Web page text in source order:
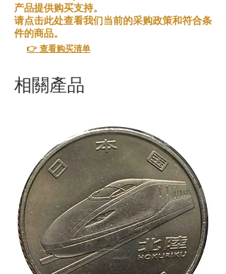
产品提供购买支持。
请点击此处查看我们当前的采购政策和符合条
件的商品。
👉 查看购买清单
相關產品